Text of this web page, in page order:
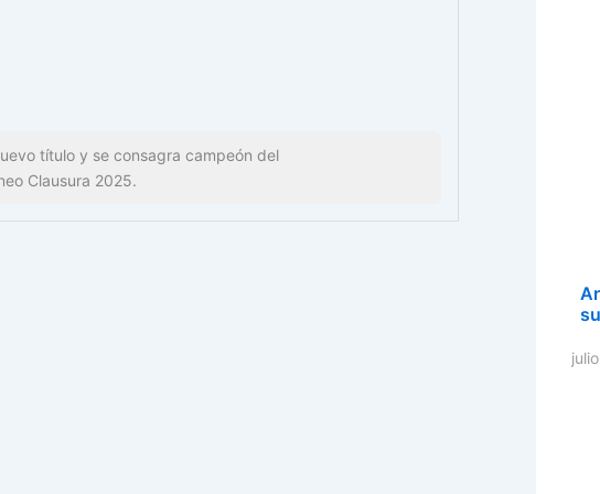
título y se consagra campeón del
Clausura 2025.